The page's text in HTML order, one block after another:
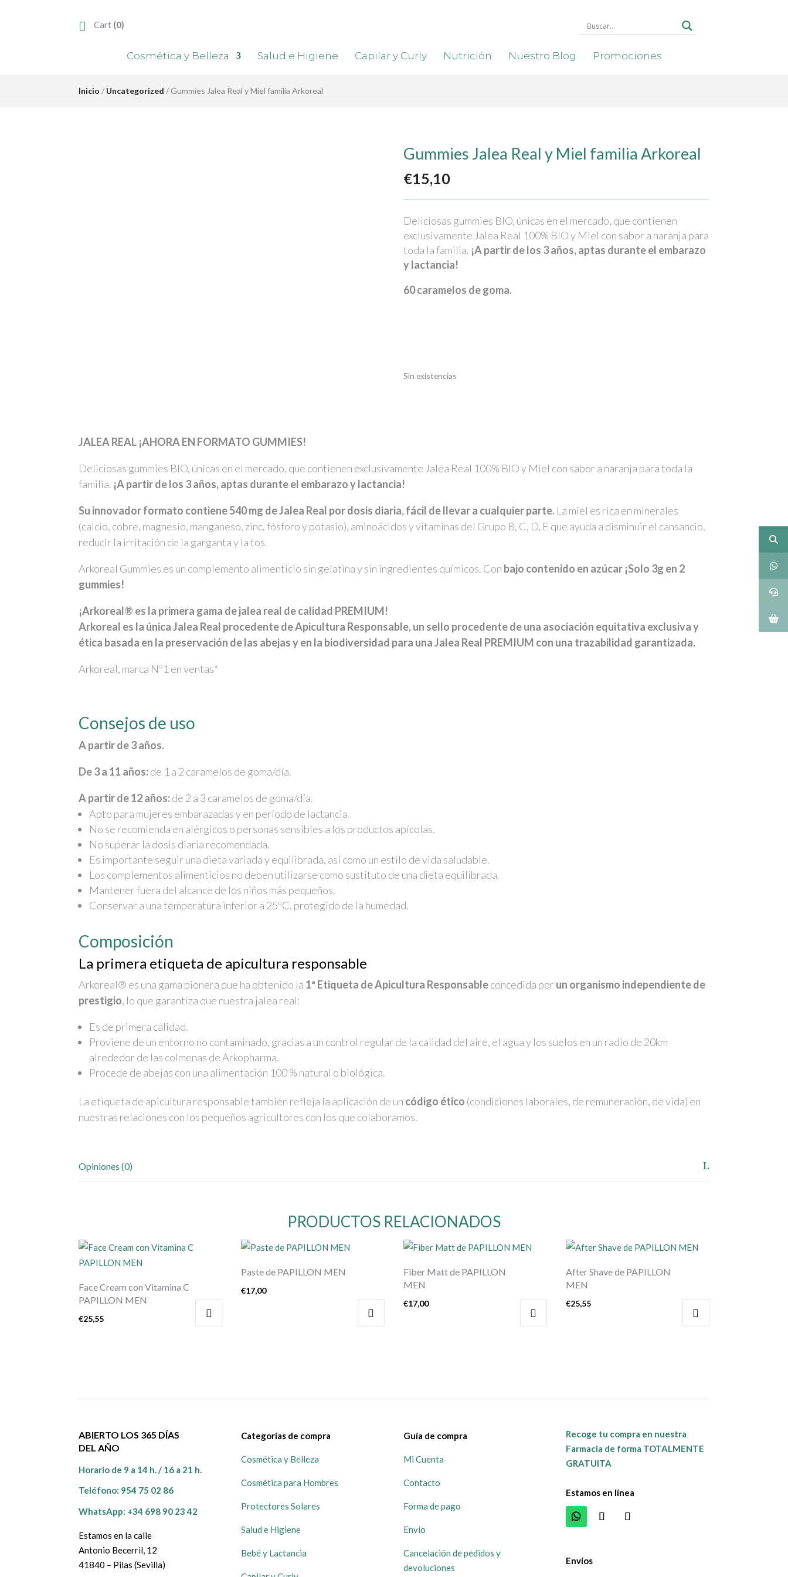
Cart (0)
Cosmética y Belleza Salud e Higiene Capilar y Curly Nutrición Nuestro Blog Promociones
Inicio / Uncategorized / Gummies Jalea Real y Miel familia Arkoreal
Gummies Jalea Real y Miel familia Arkoreal
€15,10
Deliciosas gummies BIO, únicas en el mercado, que contienen
exclusivamente Jalea Real 100% BIO y Miel con sabor a naranja para
toda la familia. ¡A partir de los 3 años, aptas durante el embarazo
y lactancia!
60 caramelos de goma.
Sin existencias
JALEA REAL ¡AHORA EN FORMATO GUMMIES!
Deliciosas gummies BIO, únicas en el mercado, que contienen exclusivamente Jalea Real 100% BIO y Miel con sabor a naranja para toda la
familia. ¡A partir de los 3 años, aptas durante el embarazo y lactancia!
Su innovador formato contiene 540 mg de Jalea Real por dosis diaria, fácil de llevar a cualquier parte. La miel es rica en minerales
(calcio, cobre, magnesio, manganeso, zinc, fósforo y potasio), aminoácidos y vitaminas del Grupo B, C, D, E que ayuda a disminuir el cansancio,
reducir la irritación de la garganta y la tos.
Arkoreal Gummies es un complemento alimenticio sin gelatina y sin ingredientes químicos. Con bajo contenido en azúcar ¡Solo 3g en 2
gummies!
¡Arkoreal® es la primera gama de jalea real de calidad PREMIUM!
Arkoreal es la única Jalea Real procedente de Apicultura Responsable, un sello procedente de una asociación equitativa exclusiva y
ética basada en la preservación de las abejas y en la biodiversidad para una Jalea Real PREMIUM con una trazabilidad garantizada.
Arkoreal, marca Nº1 en ventas*
Consejos de uso
A partir de 3 años.
De 3 a 11 años:de 1 a 2 caramelos de goma/día.
A partir de 12 años:de 2 a 3 caramelos de goma/día.
Apto para mujeres embarazadas y en período de lactancia.
No se recomienda en alérgicos o personas sensibles a los productos apícolas.
No superar la dosis diaria recomendada.
Es importante seguir una dieta variada y equilibrada, así como un estilo de vida saludable.
Los complementos alimenticios no deben utilizarse como sustituto de una dieta equilibrada.
Mantener fuera del alcance de los niños más pequeños.
Conservar a una temperatura inferior a 25ºC, protegido de la humedad.
Composición
La primera etiqueta de apicultura responsable
Arkoreal® es una gama pionera que ha obtenido la 1ª Etiqueta de Apicultura Responsableconcedida por un organismo independiente de
prestigio, lo que garantiza que nuestra jalea real:
Es de primera calidad.
Proviene de un entorno no contaminado, gracias a un control regular de la calidad del aire, el agua y los suelos en un radio de 20km
alrededor de las colmenas de Arkopharma.
Procede de abejas con una alimentación 100 % natural o biológica.
La etiqueta de apicultura responsable también refleja la aplicación de un código ético (condiciones laborales, de remuneración, de vida) en
nuestras relaciones con los pequeños agricultores con los que colaboramos.
Opiniones (0)
PRODUCTOS RELACIONADOS
Face Cream con Vitamina C
PAPILLON MEN
€25,55
Paste de PAPILLON MEN
€17,00
Fiber Matt de PAPILLON
MEN
€17,00
After Shave de PAPILLON
MEN
€25,55
ABIERTO LOS 365 DÍAS
DEL AÑO
Horario de 9 a 14 h. / 16 a 21 h.
Teléfono: 954 75 02 86
WhatsApp: +34 698 90 23 42
Estamos en la calle
Antonio Becerril, 12
41840 – Pilas (Sevilla)
Categorías de compra
Cosmética y Belleza
Cosmética para Hombres
Protectores Solares
Salud e Higiene
Bebé y Lactancia
Guía de compra
Mi Cuenta
Contacto
Forma de pago
Envío
Cancelación de pedidos y
devoluciones
Recoge tu compra en nuestra
Farmacia de forma TOTALMENTE
GRATUITA
Estamos en línea
Envíos